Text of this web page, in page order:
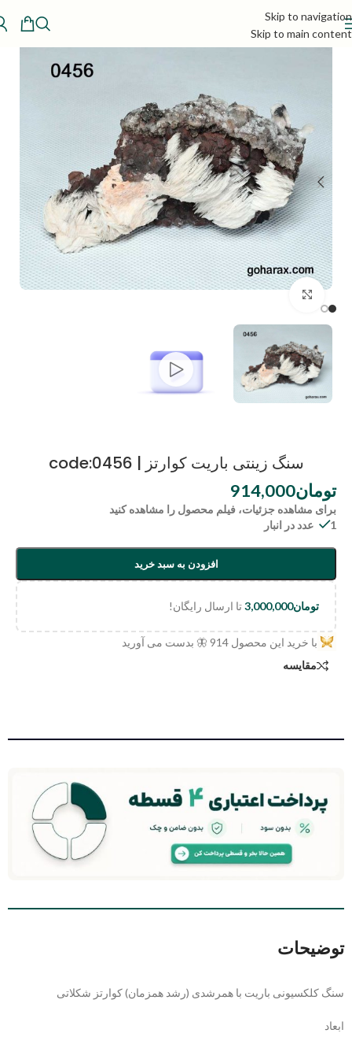
Skip to navigation
Skip to main content
سنگ زینتی باریت کوارتز | code:0456
تومان914,000
برای مشاهده جزئیات، فیلم محصول را مشاهده کنید
1 عدد در انبار
افزودن به سبد خرید
تومان3,000,000تا ارسال رایگان!
با خرید این محصول 914 🦋 بدست می آورید
مقایسه
توضیحات
سنگ کلکسیونی باریت با همرشدی (رشد همزمان) کوارتز شکلاتی
ابعاد